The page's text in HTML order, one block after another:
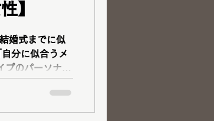
】
資格を持たれ